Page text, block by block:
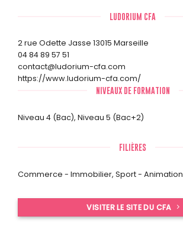
LUDORIUM CFA
2 rue Odette Jasse 13015 Marseille
04 84 89 57 51
contact@ludorium-cfa.com
https://www.ludorium-cfa.com/
NIVEAUX DE FORMATION
Niveau 4 (Bac), Niveau 5 (Bac+2)
FILIÈRES
Commerce - Immobilier, Sport - Animation
VISITER LE SITE DU CFA